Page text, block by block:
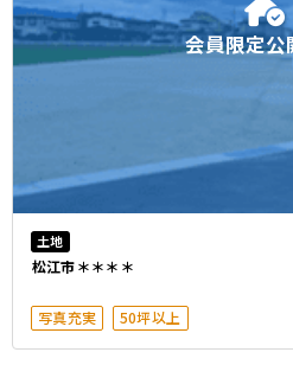
会員限定公
土地
松江市＊＊＊＊
写真充実 50坪以上